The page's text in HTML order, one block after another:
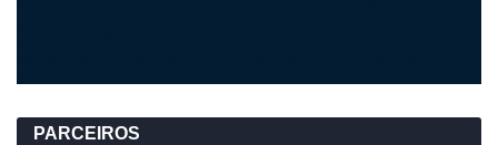
PARCEIROS